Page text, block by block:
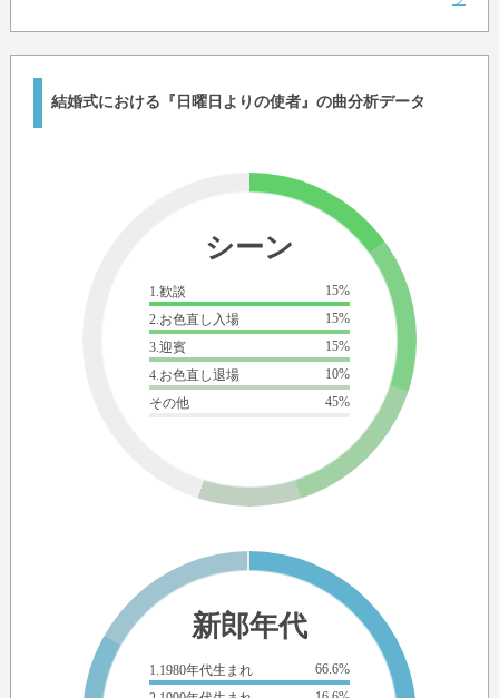
結婚式における『日曜日よりの使者』の曲分析データ
シーン
1.歓談
15%
2.お色直し入場
15%
3.迎賓
15%
4.お色直し退場
10%
その他
45%
新郎年代
1.1980年代生まれ
66.6%